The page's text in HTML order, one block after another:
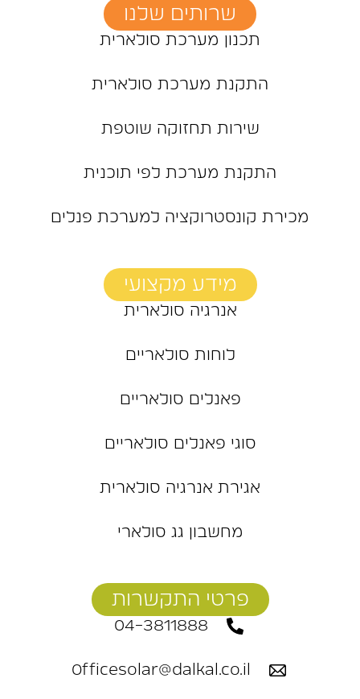
שרותים שלנו
תכנון מערכת סולארית
התקנת מערכת סולארית
שירות תחזוקה שוטפת
התקנת מערכת לפי תוכנית
מכירת קונסטרוקציה למערכת פנלים
מידע מקצועי
אנרגיה סולארית
לוחות סולאריים
פאנלים סולאריים
סוגי פאנלים סולאריים
אגירת אנרגיה סולארית
מחשבון גג סולארי
פרטי התקשרות
04-3811888
Officesolar@dalkal.co.il